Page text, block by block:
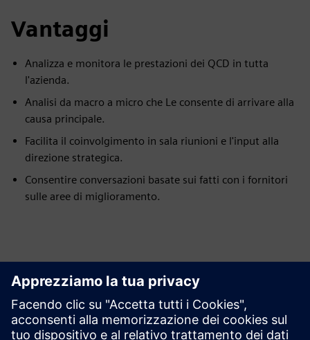
Vantaggi
Analizza e monitora le prestazioni dei QCD in tutta
l'azienda.
Analisi da macro a micro che Le consente di arrivare alla
causa principale.
Facilita il coinvolgimento in sala riunioni e l'input alla
direzione strategica.
Consentire conversazioni basate sui fatti con i fornitori
sulle aree di miglioramento.
Esplora le risorse e i
prodotti correlati